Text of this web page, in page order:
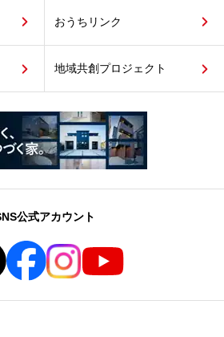
おうちリンク
地域共創プロジェクト
公式アカウント